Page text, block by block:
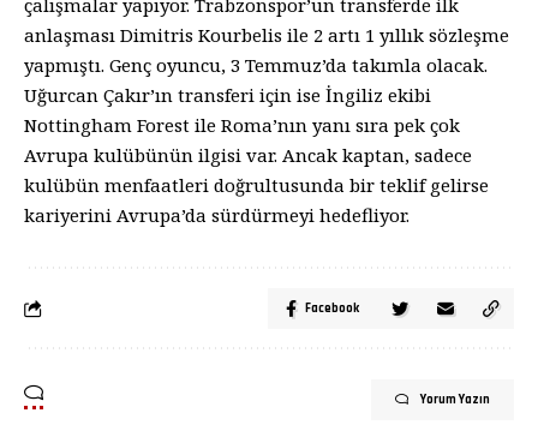
çalışmalar yapıyor. Trabzonspor’un transferde ilk
anlaşması Dimitris Kourbelis ile 2 artı 1 yıllık sözleşme
yapmıştı. Genç oyuncu, 3 Temmuz’da takımla olacak.
Uğurcan Çakır’ın transferi için ise İngiliz ekibi
Nottingham Forest ile Roma’nın yanı sıra pek çok
Avrupa kulübünün ilgisi var. Ancak kaptan, sadece
kulübün menfaatleri doğrultusunda bir teklif gelirse
kariyerini Avrupa’da sürdürmeyi hedefliyor.
Facebook
Yorum Yazın